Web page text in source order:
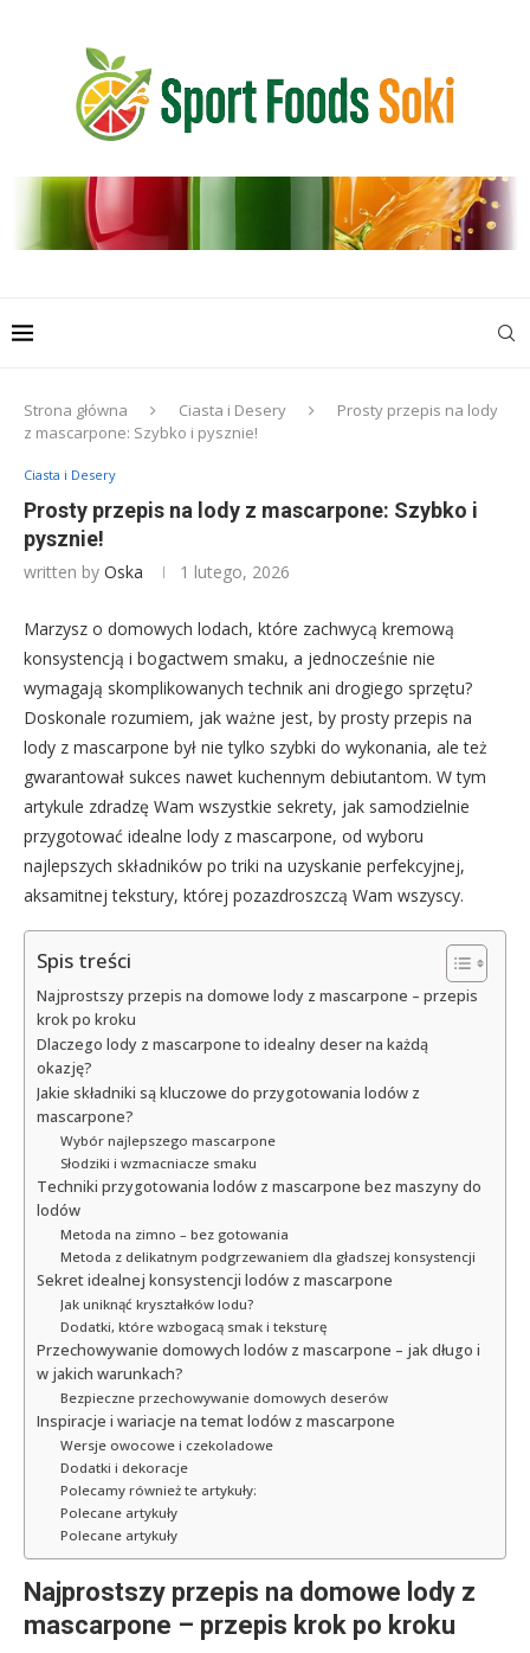
Strona główna Ciasta i Desery
Prosty przepis na lody
z mascarpone: Szybko i pysznie!
Ciasta i Desery
Prosty przepis na lody z mascarpone: Szybko i
pysznie!
written by Oska 1 lutego, 2026
Marzysz o domowych lodach, które zachwycą kremową
konsystencją i bogactwem smaku, a jednocześnie nie
wymagają skomplikowanych technik ani drogiego sprzętu?
Doskonale rozumiem, jak ważne jest, by prosty przepis na
lody z mascarpone był nie tylko szybki do wykonania, ale też
gwarantował sukces nawet kuchennym debiutantom. W tym
artykule zdradzę Wam wszystkie sekrety, jak samodzielnie
przygotować idealne lody z mascarpone, od wyboru
najlepszych składników po triki na uzyskanie perfekcyjnej,
aksamitnej tekstury, której pozazdroszczą Wam wszyscy.
Spis treści
Najprostszy przepis na domowe lody z mascarpone – przepis
krok po kroku
Dlaczego lody z mascarpone to idealny deser na każdą
okazję?
Jakie składniki są kluczowe do przygotowania lodów z
mascarpone?
Wybór najlepszego mascarpone
Słodziki i wzmacniacze smaku
Techniki przygotowania lodów z mascarpone bez maszyny do
lodów
Metoda na zimno – bez gotowania
Metoda z delikatnym podgrzewaniem dla gładszej konsystencji
Sekret idealnej konsystencji lodów z mascarpone
Jak uniknąć kryształków lodu?
Dodatki, które wzbogacą smak i teksturę
Przechowywanie domowych lodów z mascarpone – jak długo i
w jakich warunkach?
Bezpieczne przechowywanie domowych deserów
Inspiracje i wariacje na temat lodów z mascarpone
Wersje owocowe i czekoladowe
Dodatki i dekoracje
Polecamy również te artykuły:
Polecane artykuły
Polecane artykuły
Najprostszy przepis na domowe lody z
mascarpone – przepis krok po kroku